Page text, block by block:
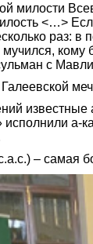
милости
<…>
раз: в
кому
с
известные
а-